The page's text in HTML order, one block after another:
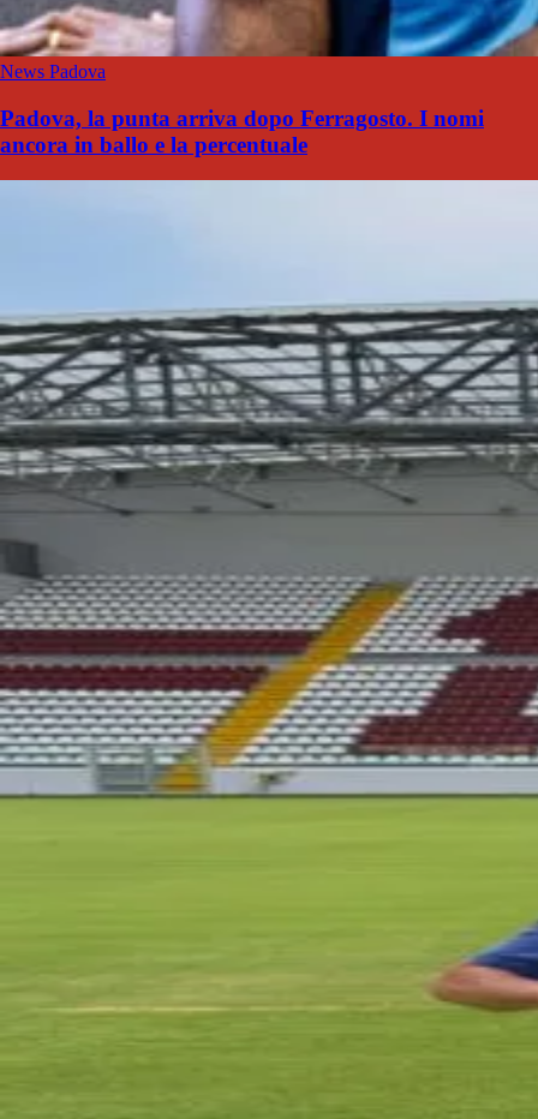
News Padova
Padova, la punta arriva dopo Ferragosto. I nomi
ancora in ballo e la percentuale